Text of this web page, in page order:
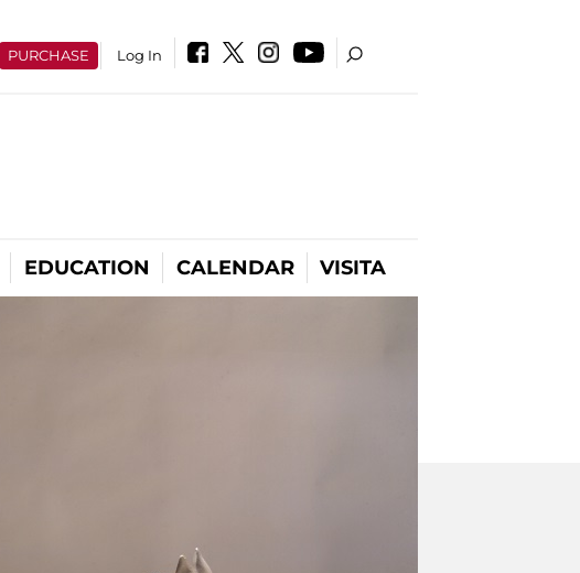
PURCHASE Log In
EDUCATION CALENDAR VISITA